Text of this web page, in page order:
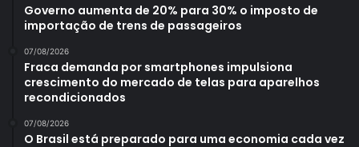
aquecimento excessivo ou futuras quebras.
Também é indispensável verificar a capacidade de o
extremas, poeira, umidade, e vibração, especialmente
Governo aumenta de 20% para 30% o imposto de
importação de trens de passageiros
07/08/2026
Fraca demanda por smartphones impulsiona
crescimento do mercado de telas para aparelhos
recondicionados
07/08/2026
O Brasil está preparado para uma economia cada vez